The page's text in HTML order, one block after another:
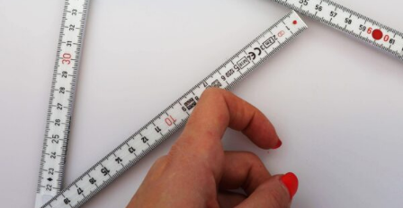
Winkel messen mit dem Doppelmeter